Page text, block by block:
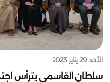
الأحد 29 يناير 2023
سلطان القاسمي يترأس